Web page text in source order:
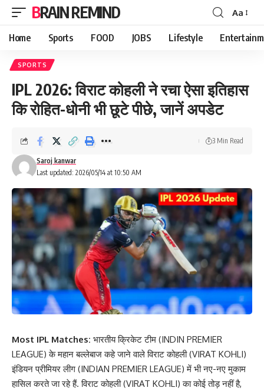
BRAIN REMIND
Font
Resizer
Aa
Home Sports FOOD JOBS Lifestyle
SPORTS
IPL 2026: विराट कोहली ने रचा ऐसा इतिहास
कि रोहित-धोनी भी छूटे पीछे, जानें अपडेट
Last updated: 2026/05/14 at 10:50 AM
Saroj kanwar
3 Min Read
Most IPL Matches: भारतीय क्रिकेट टीम (INDIN PREMIER
LEAGUE) के महान बल्लेबाज कहे जाने वाले विराट कोहली (VIRAT KOHLI)
इंडियन प्रीमियर लीग (INDIAN PREMIER LEAGUE) में भी नए-नए मुकाम
हासिल करते जा रहे हैं. विराट कोहली (VIRAT KOHLI) का कोई तोड़ नहीं है,